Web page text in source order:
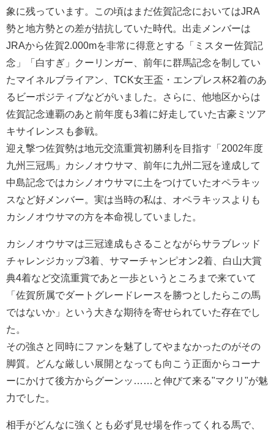
象に残っています。この頃はまだ佐賀記念においてはJRA
勢と地方勢との差が拮抗していた時代。出走メンバーは
JRAから佐賀2.000mを非常に得意とする「ミスター佐賀記
念」「白すぎ」クーリンガー、前年に群馬記念を制してい
たマイネルブライアン、TCK女王盃・エンプレス杯2着のあ
るビーポジティブなどがいました。さらに、他地区からは
佐賀記念連覇のあと前年度も3着に好走していた古豪ミツア
キサイレンスも参戦。
迎え撃つ佐賀勢は地元交流重賞初勝利を目指す「2002年度
九州三冠馬」カシノオウサマ、前年に九州二冠を達成して
中島記念ではカシノオウサマに土をつけていたオペラキッ
スなど好メンバー。実は当時の私は、オペラキッスよりも
カシノオウサマの方を本命視していました。
カシノオウサマは三冠達成もさることながらサラブレッド
チャレンジカップ3着、サマーチャンピオン2着、白山大賞
典4着など交流重賞であと一歩というところまで来ていて
「佐賀所属でダートグレードレースを勝つとしたらこの馬
ではないか」という大きな期待を寄せられていた存在でし
た。
その強さと同時にファンを魅了してやまなかったのがその
脚質。どんな厳しい展開となっても向こう正面からコーナ
ーにかけて後方からグーンッ……と伸びて来る"マクリ"が魅
力でした。
相手がどんなに強くとも必ず見せ場を作ってくれる馬で、